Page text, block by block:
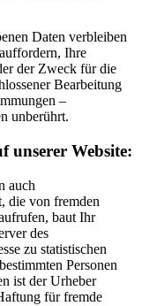
Daten verbleiben
Ihre
der Zweck für die
Bearbeitung
–
unberührt.
unserer Website:
auch
die von fremden
baut Ihr
des
zu statistischen
Personen
ist der Urheber
für fremde